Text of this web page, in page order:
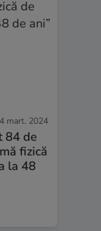
mart. 2024
84 de
fizică
la 48